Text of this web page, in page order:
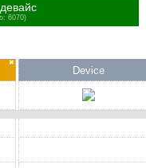
6070)
✖
Device